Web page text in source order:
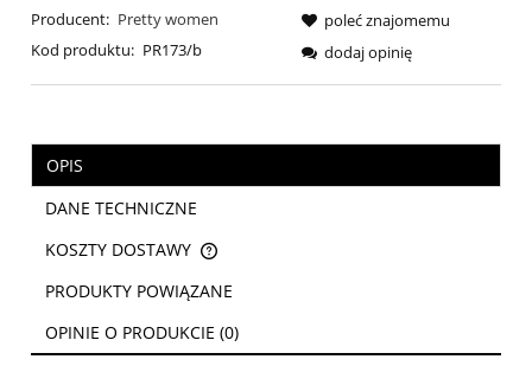
Producent: Pretty women
Kod produktu: PR173/b
poleć znajomemu
dodaj opinię
OPIS
DANE TECHNICZNE
KOSZTY DOSTAWY
CENA NIE ZAWIERA EWENTUALNYCH KOSZTÓW PŁATNOŚCI
PRODUKTY POWIĄZANE
OPINIE O PRODUKCIE (0)